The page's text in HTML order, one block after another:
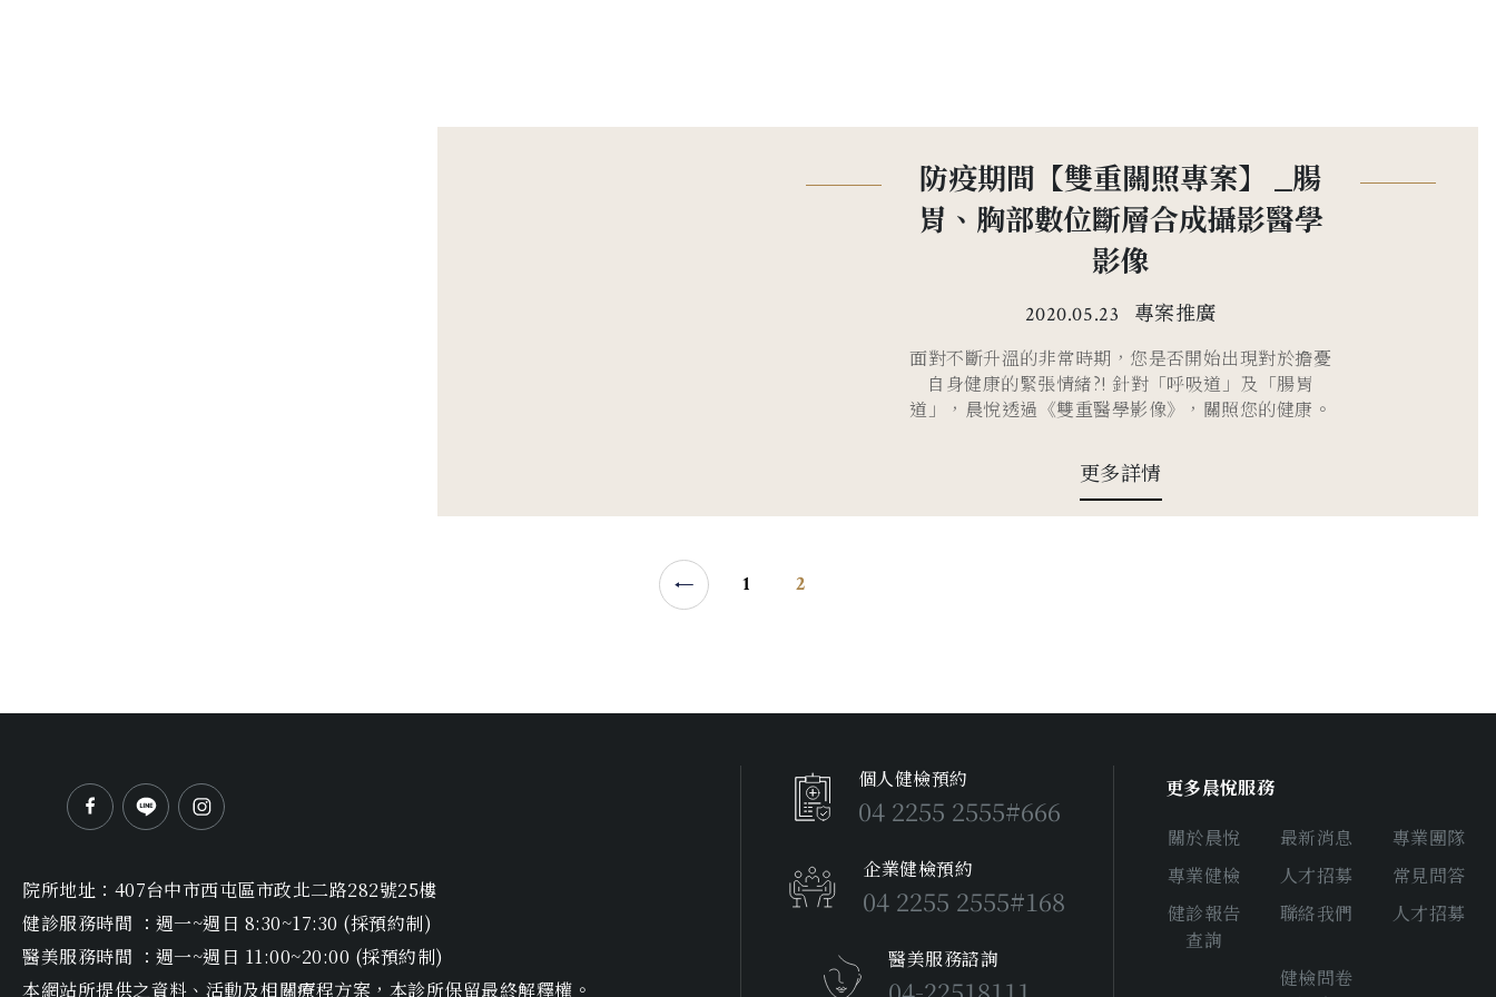
防疫期間【雙重關照專案】 _腸
胃、胸部數位斷層合成攝影醫學
影像
2020.05.23 專案推廣
面對不斷升溫的非常時期，您是否開始出現對於擔憂
自身健康的緊張情緒?! 針對「呼吸道」及「腸胃
道」，晨悅透過《雙重醫學影像》，關照您的健康。
更多詳情
1 2
院所地址： 407台中市西屯區市政北二路282號25樓
健診服務時間 ：週一~週日 8:30~17:30 (採預約制)
醫美服務時間 ：週一~週日 11:00~20:00 (採預約制)
本網站所提供之資料、活動及相關療程方案，本診所保留最終解釋權。
個人健檢預約
04 2255 2555#666
企業健檢預約
04 2255 2555#168
醫美服務諮詢
更多晨悅服務
關於晨悅
最新消息
專業團隊
專業健檢
人才招募
常見問答
健診報告
查詢
聯絡我們 人才招募
健檢問卷